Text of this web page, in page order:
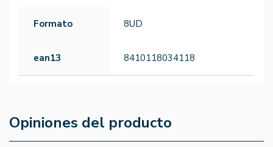
Formato 8UD
ean13 8410118034118
Opiniones del producto